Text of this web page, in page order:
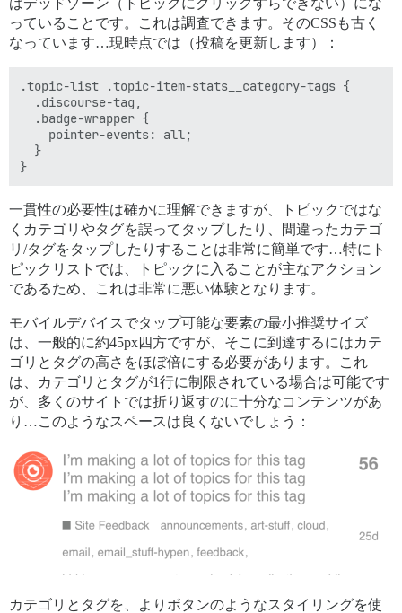
っていることです。これは調査できます。そのCSSも古く
なっています…現時点では（投稿を更新します）：
.topic-list .topic-item-stats__category-tags {
  .discourse-tag,
  .badge-wrapper {
    pointer-events: all;
  }
一貫性の必要性は確かに理解できますが、トピックではな
くカテゴリやタグを誤ってタップしたり、間違ったカテゴ
リ/タグをタップしたりすることは非常に簡単です…特にト
ピックリストでは、トピックに入ることが主なアクション
であるため、これは非常に悪い体験となります。
モバイルデバイスでタップ可能な要素の最小推奨サイズ
は、一般的に約45px四方ですが、そこに到達するにはカテ
ゴリとタグの高さをほぼ倍にする必要があります。これ
は、カテゴリとタグが1行に制限されている場合は可能です
が、多くのサイトでは折り返すのに十分なコンテンツがあ
り…このようなスペースは良くないでしょう：
カテゴリとタグを、よりボタンのようなスタイリングを使